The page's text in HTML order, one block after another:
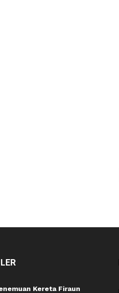
Kereta Firaun